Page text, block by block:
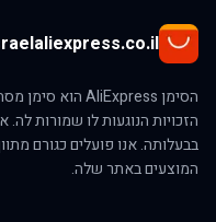
בבעלותה. אנו פועלים כגורם
המוצעים באתר שלה.